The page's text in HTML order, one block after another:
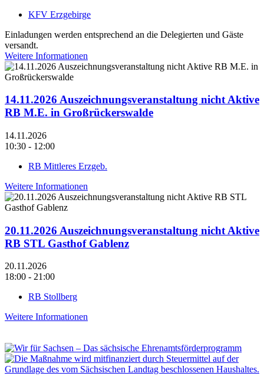
KFV Erzgebirge
Einladungen werden entsprechend an die Delegierten und Gäste
versandt.
Weitere Informationen
14.11.2026 Auszeichnungsveranstaltung nicht Aktive
RB M.E. in Großrückerswalde
14.11.2026
10:30 - 12:00
RB Mittleres Erzgeb.
Weitere Informationen
20.11.2026 Auszeichnungsveranstaltung nicht Aktive
RB STL Gasthof Gablenz
20.11.2026
18:00 - 21:00
RB Stollberg
Weitere Informationen